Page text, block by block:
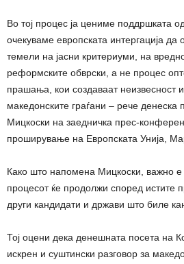
Во тој процес ја цениме поддршката
очекуваме европската интергација
темели на јасни критериуми, на
реформските обврски, а не процес
прашања, кои создаваат неизвесност и
македонските граѓани – рече денеска
Мицкоски на заедничка прес-
проширување на Европската Унија,
Како што напомена Мицкоски, важно е
процесот ќе продолжи според истите
други кандидати и држави што биле
Тој оцени дека денешната посета на
искрен и суштински разговор за